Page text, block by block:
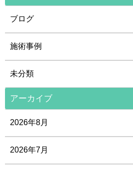
ブログ
施術事例
未分類
アーカイブ
2026年8月
2026年7月